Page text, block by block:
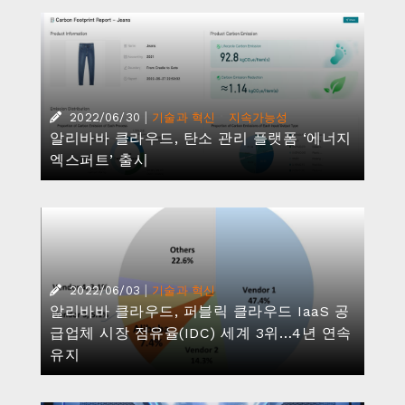
2022/06/30 | 기술과 혁신 지속가능성
알리바바 클라우드, 탄소 관리 플랫폼 ‘에너지
엑스퍼트’ 출시
2022/06/03 | 기술과 혁신
알리바바 클라우드, 퍼블릭 클라우드 IaaS 공
급업체 시장 점유율(IDC) 세계 3위…4년 연속
유지